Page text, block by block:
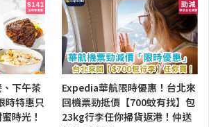
下午茶
時特惠只
時光！
Expedia華航限時優惠！台北來
回機票勁抵價【700蚊有找】包
23kg行李任你掃貨返港！仲送